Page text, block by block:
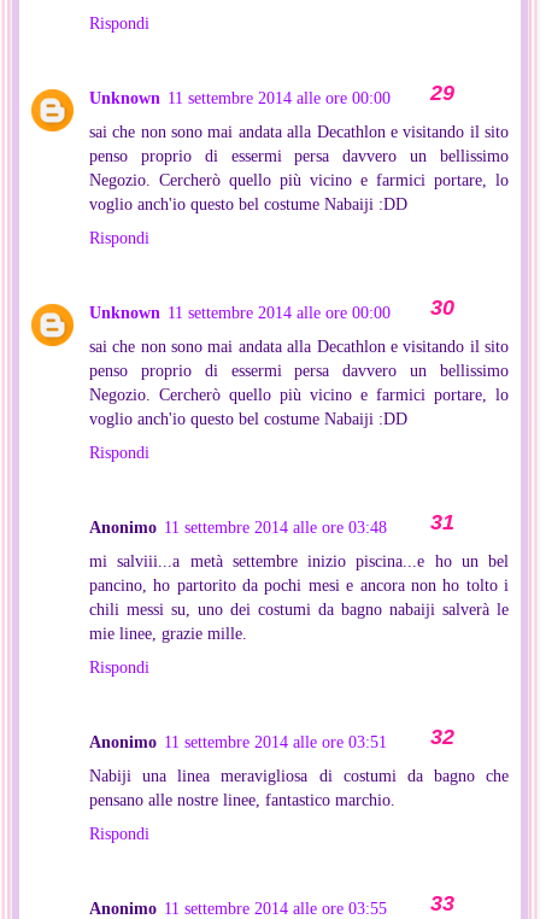
Rispondi
Unknown 11 settembre 2014 alle ore 00:00
sai che non sono mai andata alla Decathlon e visitando il sito
penso proprio di essermi persa davvero un bellissimo
Negozio. Cercherò quello più vicino e farmici portare, lo
voglio anch'io questo bel costume Nabaiji :DD
Rispondi
Unknown 11 settembre 2014 alle ore 00:00
sai che non sono mai andata alla Decathlon e visitando il sito
penso proprio di essermi persa davvero un bellissimo
Negozio. Cercherò quello più vicino e farmici portare, lo
voglio anch'io questo bel costume Nabaiji :DD
Rispondi
Anonimo 11 settembre 2014 alle ore 03:48
mi salviii...a metà settembre inizio piscina...e ho un bel
pancino, ho partorito da pochi mesi e ancora non ho tolto i
chili messi su, uno dei costumi da bagno nabaiji salverà le
mie linee, grazie mille.
Rispondi
Anonimo 11 settembre 2014 alle ore 03:51
Nabiji una linea meravigliosa di costumi da bagno che
pensano alle nostre linee, fantastico marchio.
Rispondi
Anonimo 11 settembre 2014 alle ore 03:55